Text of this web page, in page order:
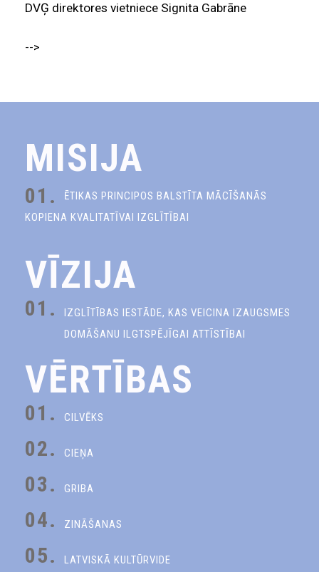
DVĢ direktores vietniece Signita Gabrāne
-->
MISIJA
01.
ĒTIKAS PRINCIPOS BALSTĪTA MĀCĪŠANĀS
KOPIENA KVALITATĪVAI IZGLĪTĪBAI
VĪZIJA
01.
IZGLĪTĪBAS IESTĀDE, KAS VEICINA IZAUGSMES
DOMĀŠANU ILGTSPĒJĪGAI ATTĪSTĪBAI
VĒRTĪBAS
01. CILVĒKS
02. CIEŅA
03. GRIBA
04. ZINĀŠANAS
05. LATVISKĀ KULTŪRVIDE